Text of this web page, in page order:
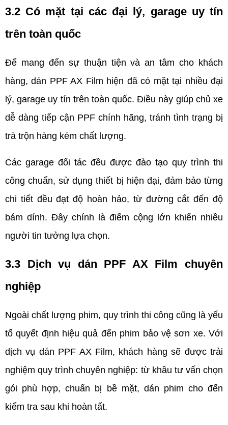
3.2 Có mặt tại các đại lý, garage uy tín
trên toàn quốc
Để mang đến sự thuận tiện và an tâm cho khách
hàng, dán PPF AX Film hiện đã có mặt tại nhiều đại
lý, garage uy tín trên toàn quốc. Điều này giúp chủ xe
dễ dàng tiếp cận PPF chính hãng, tránh tình trạng bị
trà trộn hàng kém chất lượng.
Các garage đối tác đều được đào tạo quy trình thi
công chuẩn, sử dụng thiết bị hiện đại, đảm bảo từng
chi tiết đều đạt độ hoàn hảo, từ đường cắt đến độ
bám dính. Đây chính là điểm cộng lớn khiến nhiều
người tin tưởng lựa chọn.
3.3 Dịch vụ dán PPF AX Film chuyên
nghiệp
Ngoài chất lượng phim, quy trình thi công cũng là yếu
tố quyết định hiệu quả đến phim bảo vệ sơn xe. Với
dịch vụ dán PPF AX Film, khách hàng sẽ được trải
nghiệm quy trình chuyên nghiệp: từ khâu tư vấn chọn
gói phù hợp, chuẩn bị bề mặt, dán phim cho đến
kiểm tra sau khi hoàn tất.